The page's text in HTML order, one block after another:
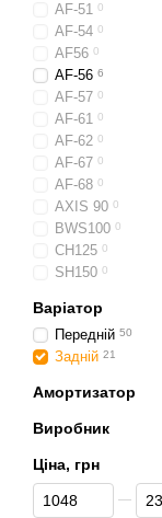
AF-51 0
AF-54 0
AF56 0
AF-56 6
AF-57 0
AF-61 0
AF-62 0
AF-67 0
AF-68 0
AXIS 90 0
BWS100 0
CH125 0
SH150 0
Варіатор
Передній 50
Задній 21
Амортизатор
Виробник
Ціна, грн
От Ціна, грн
До Ціна, грн